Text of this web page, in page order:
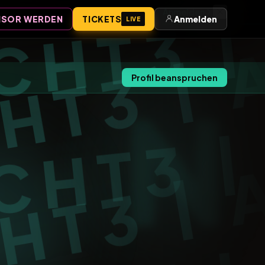
Anmelden
WERDEN TICKETS LIVE Anmelden
Profil beanspruchen
N